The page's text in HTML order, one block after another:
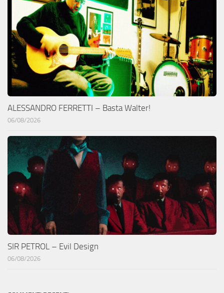
ALESSANDRO FERRETTI – Basta Walter!
06/08/2026
SIR PETROL – Evil Design
06/08/2026